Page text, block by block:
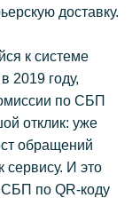
доставку.
к системе
2019 году,
по СБП
отклик: уже
обращений
сервису. И это
СБП по QR-коду